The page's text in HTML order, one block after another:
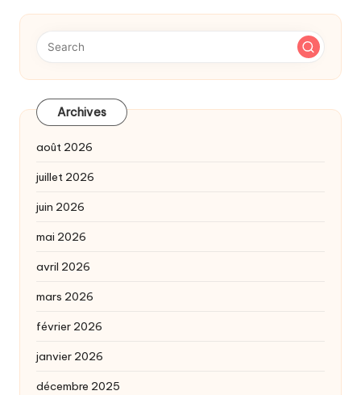
Archives
août 2026
juillet 2026
juin 2026
mai 2026
avril 2026
mars 2026
février 2026
janvier 2026
décembre 2025